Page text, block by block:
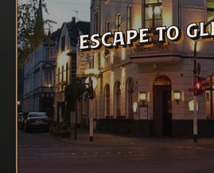
escape to